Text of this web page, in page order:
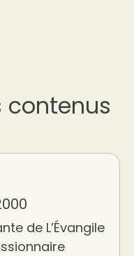
contenus
de L’Évangile